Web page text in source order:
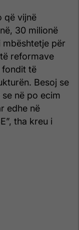
që vijnë
30 milionë
mbështetje për
reformave
fondit të
Besoj se
në po ecim
edhe në
tha kreu i